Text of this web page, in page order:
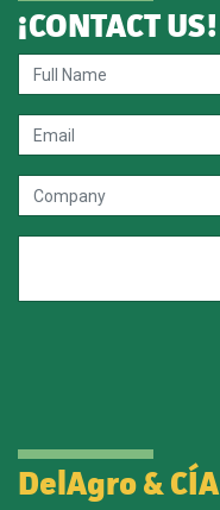
¡CONTACT US!
DelAgro & CÍA